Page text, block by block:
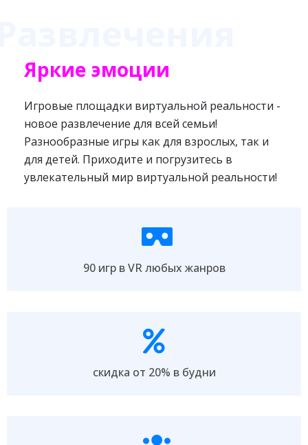
Яркие эмоции
Игровые площадки виртуальной реальности -
новое развлечение для всей семьи!
Разнообразные игры как для взрослых, так и
для детей. Приходите и погрузитесь в
увлекательный мир виртуальной реальности!
90 игр в VR любых жанров
скидка от 20% в будни